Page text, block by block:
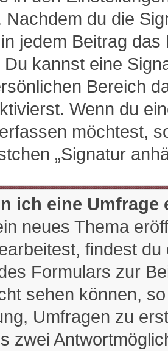
Nachdem du die
jedem Beitrag das
kannst eine
Bereich
Wenn du
möchtest,
„Signatur
ich eine Umfrage
neues Thema
findest du
Formulars zur
sehen können,
Umfragen zu
zwei